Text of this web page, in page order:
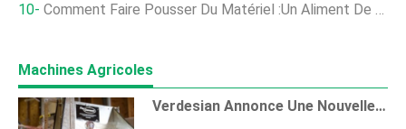
Comment Faire Pousser Du Matériel :un Aliment De Base Pour Le Jardin De Cottage
Machines Agricoles
Verdesian Annonce Une Nouvelle Technologie De Traitement Des Semences